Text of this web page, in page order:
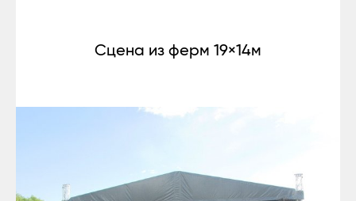
Сцена из ферм 19×14м